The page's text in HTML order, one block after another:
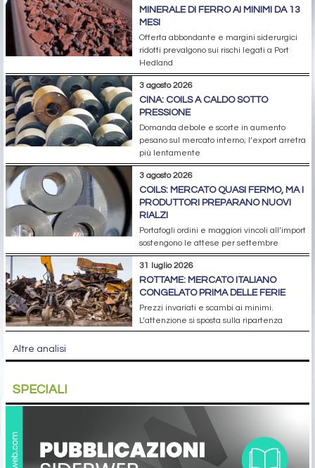
MINERALE DI FERRO AI MINIMI DA 13
MESI
Offerta abbondante e margini siderurgici
ridotti prevalgono sui rischi legati a Port
Hedland
3 agosto 2026
CINA: COILS A CALDO SOTTO
PRESSIONE
Domanda debole e scorte in aumento
pesano sul mercato interno; l’export arretra
più lentamente
3 agosto 2026
COILS: MERCATO QUASI FERMO, MA I
PRODUTTORI PREPARANO NUOVI
RIALZI
Portafogli ordini e maggiori vincoli all’import
sostengono le attese per settembre
31 luglio 2026
ROTTAME: MERCATO ITALIANO
CONGELATO PRIMA DELLE FERIE
Prezzi invariati e scambi ai minimi.
L’attenzione si sposta sulla ripartenza
Altre analisi
SPECIALI